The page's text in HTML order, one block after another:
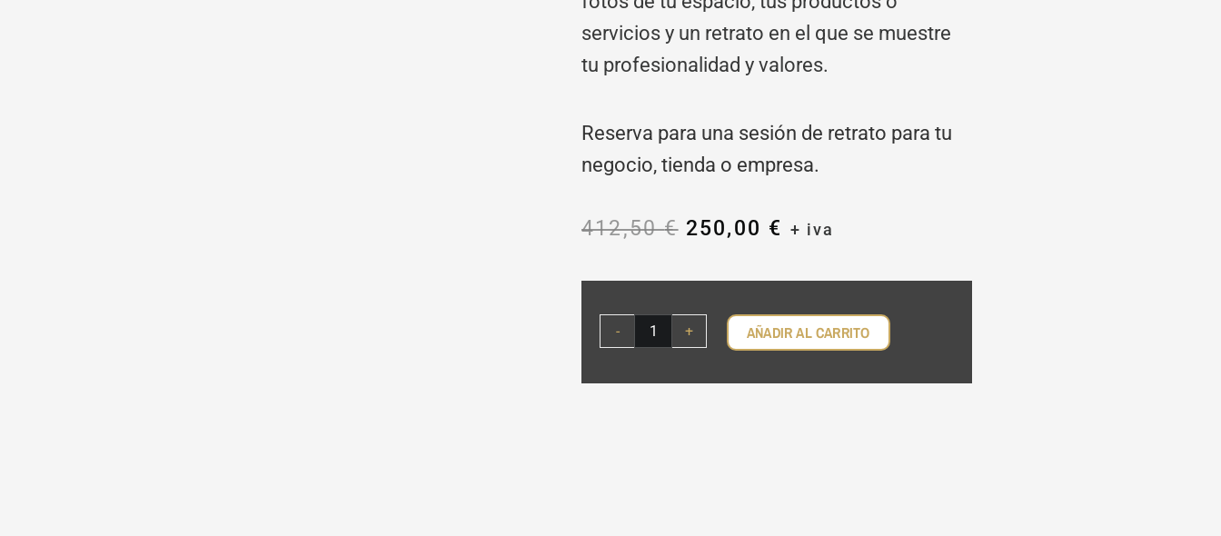
servicios y un retrato en el que se muestre
tu profesionalidad y valores.
Reserva para una sesión de retrato para tu
negocio, tienda o empresa.
412,50€ El
412,50 €.
250,00 € El
250,00 €.
+ iva
-
PACK
DE
MARCA
PERSONAL
+ AÑADIR AL CARRITO